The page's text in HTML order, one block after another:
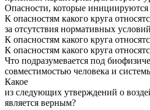
Опасности, которые инициируются
К опасностям какого круга
за отсутствия нормативных условий
К опасностям какого круга
К опасностям какого круга
Что подразумевается под
совместимостью человека и
Какое
из следующих утверждений о
является верным?